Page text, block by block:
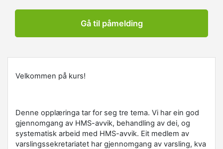
Gå til påmelding
Velkommen på kurs!
Denne opplæringa tar for seg tre tema. Vi har ein god
gjennomgang av HMS-avvik, behandling av dei, og
systematisk arbeid med HMS-avvik. Eit medlem av
varslingssekretariatet har gjennomgang av varsling, kva